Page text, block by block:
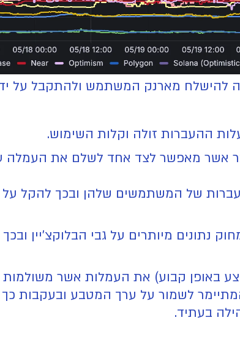
להישלח מארנק המשתמש ולהתקבל על
ההעברות זולה וקלות השימוש.
אשר מאפשר לצד אחד לשלם את
של המשתמשים שלהן ובכך להקל
נתונים מיותרים על גבי הבלוקצ'יין
באופן קבוע) את העמלות אשר
לשמור על ערך המטבע ובעקבות
בעתיד.